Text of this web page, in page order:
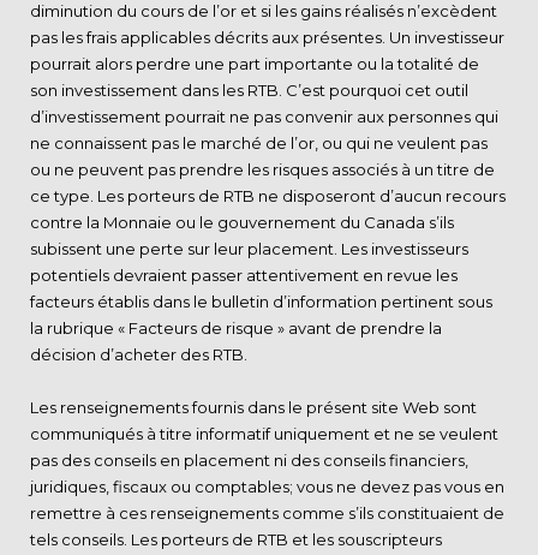
diminution du cours de l’or et si les gains réalisés n’excèdent
pas les frais applicables décrits aux présentes. Un investisseur
pourrait alors perdre une part importante ou la totalité de
son investissement dans les RTB. C’est pourquoi cet outil
d’investissement pourrait ne pas convenir aux personnes qui
ne connaissent pas le marché de l’or, ou qui ne veulent pas
ou ne peuvent pas prendre les risques associés à un titre de
ce type. Les porteurs de RTB ne disposeront d’aucun recours
contre la Monnaie ou le gouvernement du Canada s’ils
subissent une perte sur leur placement. Les investisseurs
potentiels devraient passer attentivement en revue les
facteurs établis dans le bulletin d’information pertinent sous
la rubrique « Facteurs de risque » avant de prendre la
décision d’acheter des RTB.
Les renseignements fournis dans le présent site Web sont
communiqués à titre informatif uniquement et ne se veulent
pas des conseils en placement ni des conseils financiers,
juridiques, fiscaux ou comptables; vous ne devez pas vous en
remettre à ces renseignements comme s’ils constituaient de
tels conseils. Les porteurs de RTB et les souscripteurs